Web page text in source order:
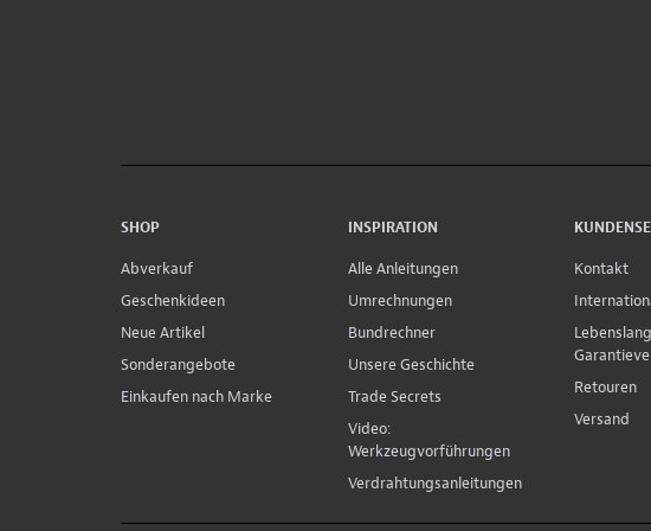
SHOP
Abverkauf
Geschenkideen
Neue Artikel
Sonderangebote
Einkaufen nach Marke
INSPIRATION
Alle Anleitungen
Umrechnungen
Bundrechner
Unsere Geschichte
Trade Secrets
Video:
Werkzeugvorführungen
Verdrahtungsanleitungen
Kontakt
Retouren
Versand